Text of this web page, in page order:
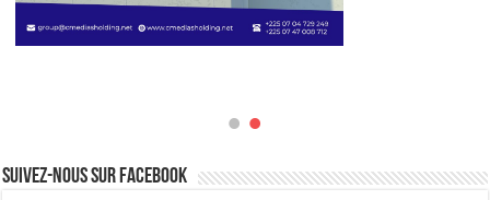
Suivez-nous sur Facebook